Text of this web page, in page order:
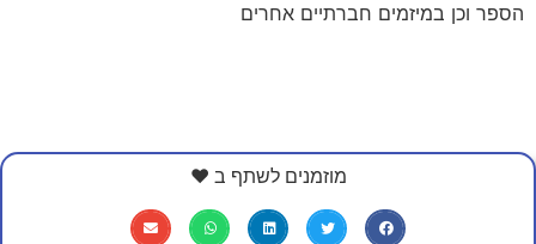
הספר וכן במיזמים חברתיים אחרים
מוזמנים לשתף ב ❤